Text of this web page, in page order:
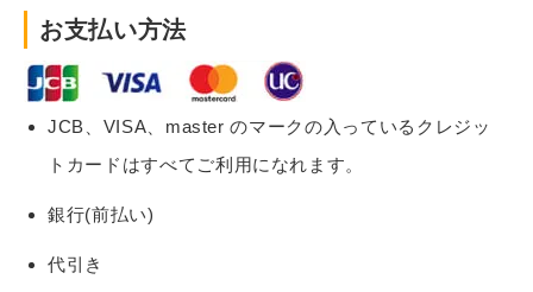
お支払い方法
JCB、VISA、master のマークの入っているクレジッ
トカードはすべてご利用になれます。
銀行(前払い)
代引き